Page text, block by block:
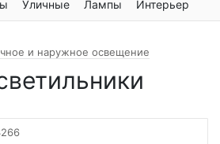
Уличные Лампы Интерьер
и наружное освещение